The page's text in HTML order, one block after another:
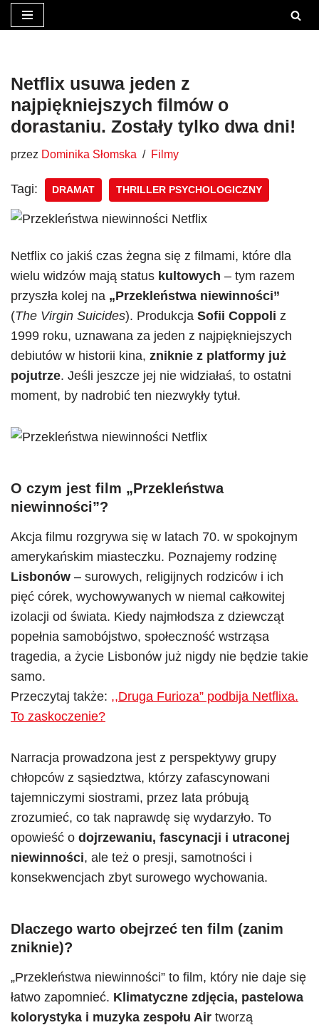
treści
Netflix usuwa jeden z
najpiękniejszych filmów o
dorastaniu. Zostały tylko dwa dni!
przez Dominika Słomska Filmy
Tagi: DRAMAT THRILLER PSYCHOLOGICZNY
Netflix co jakiś czas żegna się z filmami, które dla
wielu widzów mają status kultowych – tym razem
przyszła kolej na „Przekleństwa niewinności”
(The Virgin Suicides). Produkcja Sofii Coppoli z
1999 roku, uznawana za jeden z najpiękniejszych
debiutów w historii kina, zniknie z platformy już
pojutrze. Jeśli jeszcze jej nie widziałaś, to ostatni
moment, by nadrobić ten niezwykły tytuł.
O czym jest film „Przekleństwa
niewinności”?
Akcja filmu rozgrywa się w latach 70. w spokojnym
amerykańskim miasteczku. Poznajemy rodzinę
Lisbonów – surowych, religijnych rodziców i ich
pięć córek, wychowywanych w niemal całkowitej
izolacji od świata. Kiedy najmłodsza z dziewcząt
popełnia samobójstwo, społeczność wstrząsa
tragedia, a życie Lisbonów już nigdy nie będzie takie
samo.
Przeczytaj także: ,,Druga Furioza” podbija Netflixa.
To zaskoczenie?
Narracja prowadzona jest z perspektywy grupy
chłopców z sąsiedztwa, którzy zafascynowani
tajemniczymi siostrami, przez lata próbują
zrozumieć, co tak naprawdę się wydarzyło. To
opowieść o dojrzewaniu, fascynacji i utraconej
niewinności, ale też o presji, samotności i
konsekwencjach zbyt surowego wychowania.
Dlaczego warto obejrzeć ten film (zanim
zniknie)?
„Przekleństwa niewinności” to film, który nie daje się
łatwo zapomnieć. Klimatyczne zdjęcia, pastelowa
kolorystyka i muzyka zespołu Air tworzą